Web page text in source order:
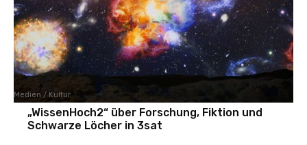
Medien / Kultur
„WissenHoch2“ über Forschung, Fiktion und
Schwarze Löcher in 3sat